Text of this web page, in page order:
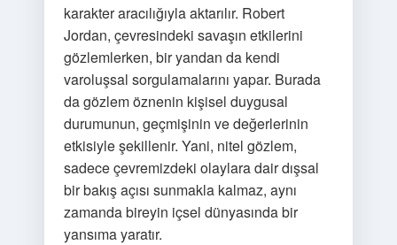
karakter aracılığıyla aktarılır. Robert
Jordan, çevresindeki savaşın etkilerini
gözlemlerken, bir yandan da kendi
varoluşsal sorgulamalarını yapar. Burada
da gözlem öznenin kişisel duygusal
durumunun, geçmişinin ve değerlerinin
etkisiyle şekillenir. Yani, nitel gözlem,
sadece çevremizdeki olaylara dair dışsal
bir bakış açısı sunmakla kalmaz, aynı
zamanda bireyin içsel dünyasında bir
yansıma yaratır.